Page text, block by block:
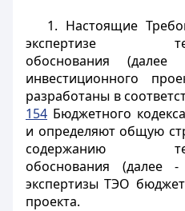
1. Настоящие
экспертизе
обоснования
инвестиционного
разработаны в
154 Бюджетного
и определяют общую
содержанию
обоснования
экспертизы ТЭО
проекта.